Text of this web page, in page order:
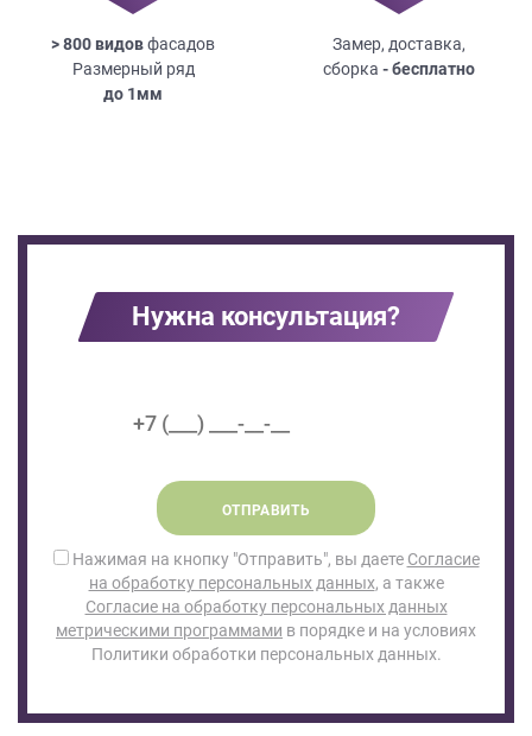
> 800 видовфасадов
Размерный ряд
до 1мм
Замер, доставка,
сборка - бесплатно
Нужна консультация?
ОТПРАВИТЬ
Нажимая на кнопку "Отправить", вы даете Согласие
на обработку персональных данных, а также
Согласие на обработку персональных данных
метрическими программами в порядке и на условиях
Политики обработки персональных данных.